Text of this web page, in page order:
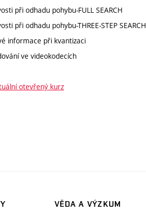
při odhadu pohybu-FULL SEARCH
při odhadu pohybu-THREE-STEP SEARCH
informace při kvantizaci
ve videokodecích
otevřený kurz
VĚDA A VÝZKUM